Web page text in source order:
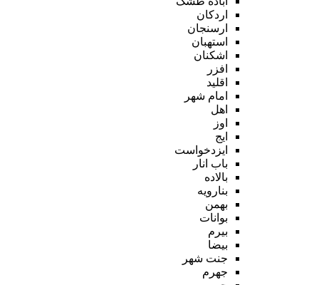
اردکان
ارسنجان
استهبان
اشکنان
افزر
اقلید
امام شهر
اهل
اوز
ایج
ایزدخواست
باب انار
بالاده
بنارویه
بهمن
بوانات
بیرم
بیضا
جنت شهر
جهرم